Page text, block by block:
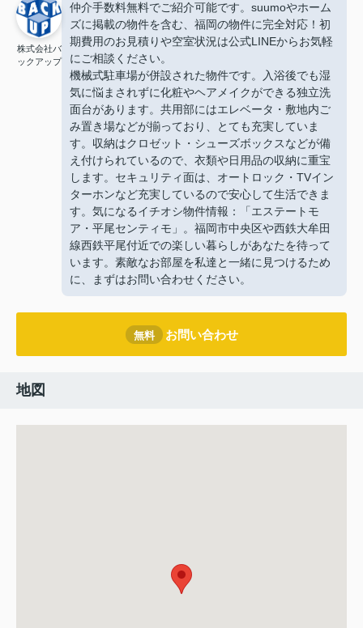
株式会社バ
ックアップ
仲介手数料無料でご紹介可能です。suumoやホーム
ズに掲載の物件を含む、福岡の物件に完全対応！初
期費用のお見積りや空室状況は公式LINEからお気軽
にご相談ください。
機械式駐車場が併設された物件です。入浴後でも湿
気に悩まされずに化粧やヘアメイクができる独立洗
面台があります。共用部にはエレベータ・敷地内ご
み置き場などが揃っており、とても充実していま
す。収納はクロゼット・シューズボックスなどが備
え付けられているので、衣類や日用品の収納に重宝
します。セキュリティ面は、オートロック・TVイン
ターホンなど充実しているので安心して生活できま
す。気になるイチオシ物件情報：「エステートモ
ア・平尾センティモ」。福岡市中央区や西鉄大牟田
線西鉄平尾付近での楽しい暮らしがあなたを待って
います。素敵なお部屋を私達と一緒に見つけるため
に、まずはお問い合わせください。
無料 お問い合わせ
地図